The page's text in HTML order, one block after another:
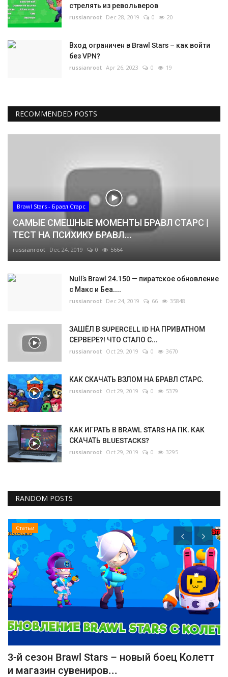
стрелять из револьверов
russianroot Dec 28, 2019 0 20
Вход ограничен в Brawl Stars – как войти
без VPN?
russianroot Apr 26, 2023 0 19
RECOMMENDED POSTS
Brawl Stars - Бравл Старс
САМЫЕ СМЕШНЫЕ МОМЕНТЫ БРАВЛ СТАРС |
ТЕСТ НА ПСИХИКУ БРАВЛ...
russianroot Dec 24, 2019 0 5664
Null’s Brawl 24.150 — пиратское обновление
с Макс и Беа....
russianroot Dec 24, 2019 66 35848
ЗАШЁЛ В SUPERCELL ID НА ПРИВАТНОМ
СЕРВЕРЕ?! ЧТО СТАЛО С...
russianroot Oct 29, 2019 0 3670
КАК СКАЧАТЬ ВЗЛОМ НА БРАВЛ СТАРС.
russianroot Oct 29, 2019 0 5379
КАК ИГРАТЬ В BRAWL STARS НА ПК. КАК
СКАЧАТЬ BLUESTACKS?
russianroot Oct 29, 2019 0 3295
RANDOM POSTS
Статьи
3-й сезон Brawl Stars – новый боец Колетт
и магазин сувениров...